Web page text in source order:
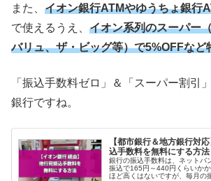
また、 イオン銀行ATMやゆうちょ銀行
で使えるうえ、 イオン系列のスーパー
バリュ、ザ・ビッグ等）で5%OFFなど
「振込手数料ゼロ」＆「スーパー割引
銀行ですね。
【都市銀行＆地方銀行対
込手数料を無料にする方法
銀行の振込手数料は、ネットバ
振込で165円～440円くらいか
ほど高くはないですが、毎月の